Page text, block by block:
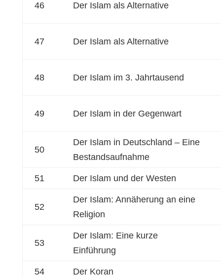
46 Der Islam als Alternative
47 Der Islam als Alternative
48 Der Islam im 3. Jahrtausend
49 Der Islam in der Gegenwart
50
Der Islam in Deutschland – Eine
Bestandsaufnahme
51 Der Islam und der Westen
52
Der Islam: Annäherung an eine
Religion
53
Der Islam: Eine kurze
Einführung
54 Der Koran